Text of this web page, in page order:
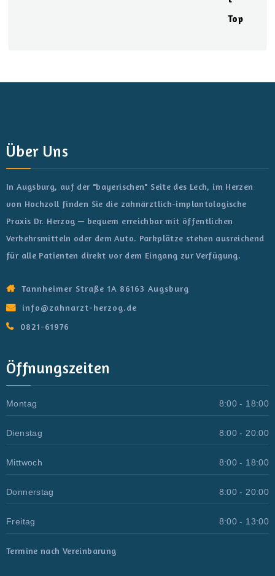
Über Uns
In Augsburg, auf der "bayerischen" Seite des Lech, im Herzen
von Hochzoll finden Sie die zahnärztlich-implantologische
Praxis Dr. Herzog — bequem erreichbar mit öffentlichen
Verkehrsmitteln oder dem Auto. Parkplätze stehen ausreichend
für alle Patienten direkt vor dem Eingang zur Verfügung.
Tannheimer Straße 1A 86163 Augsburg
info@zahnarzt-herzog.de
0821-61976
Öffnungszeiten
Montag 8:00 - 18:00
Dienstag 8:00 - 20:00
Mittwoch 8:00 - 18:00
Donnerstag 8:00 - 20:00
Freitag 8:00 - 13:00
Termine nach Vereinbarung